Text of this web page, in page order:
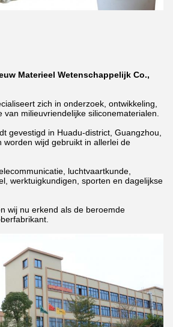
Materieel Wetenschappelijk Co.,
zich in onderzoek, ontwikkeling,
van milieuvriendelijke siliconematerialen.
gevestigd in Huadu-district, Guangzhou,
worden wijd gebruikt in allerlei de
luchtvaartkunde,
werktuigkundigen, sporten en dagelijkse
wij nu erkend als de beroemde